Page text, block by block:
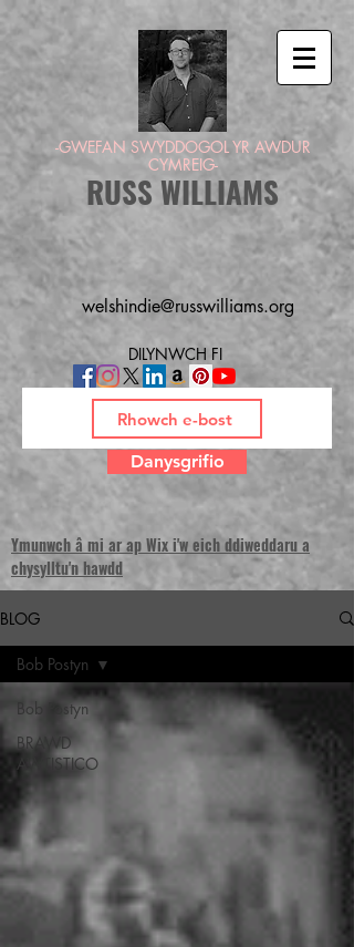
-GWEFAN SWYDDOGOL YR AWDUR
CYMREIG-
RUSS WILLIAMS
welshindie@russwilliams.org
DILYNWCH FI
Danysgrifio
Ymunwch â mi ar ap Wix i'w eich ddiweddaru a
chysylltu'n hawdd
BLOG
Bob Postyn
BRAWD
AWTISTICO
Bob Postyn